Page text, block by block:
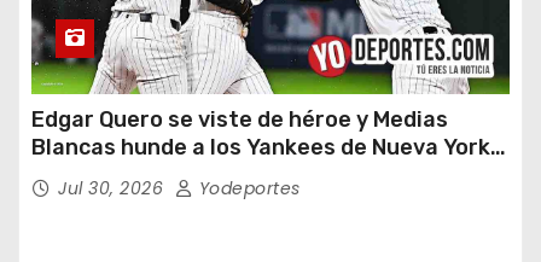
Edgar Quero se viste de héroe y Medias
Blancas hunde a los Yankees de Nueva York
en doce entradas
Jul 30, 2026 Yodeportes